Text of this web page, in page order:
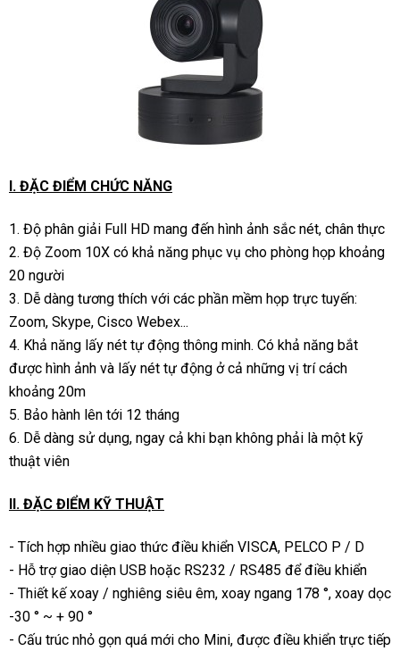
I. ĐẶC ĐIỂM CHỨC NĂNG
1. Độ phân giải Full HD mang đến hình ảnh sắc nét, chân thực
2. Độ Zoom 10X có khả năng phục vụ cho phòng họp khoảng
20 người
3. Dễ dàng tương thích với các phần mềm họp trực tuyến:
Zoom, Skype, Cisco Webex...
4. Khả năng lấy nét tự động thông minh. Có khả năng bắt
được hình ảnh và lấy nét tự động ở cả những vị trí cách
khoảng 20m
5. Bảo hành lên tới 12 tháng
6. Dễ dàng sử dụng, ngay cả khi bạn không phải là một kỹ
thuật viên
II. ĐẶC ĐIỂM KỸ THUẬT
- Tích hợp nhiều giao thức điều khiển VISCA, PELCO P / D
- Hỗ trợ giao diện USB hoặc RS232 / RS485 để điều khiển
- Thiết kế xoay / nghiêng siêu êm, xoay ngang 178 °, xoay dọc
-30 ° ~ + 90 °
- Cấu trúc nhỏ gọn quá mới cho Mini, được điều khiển trực tiếp